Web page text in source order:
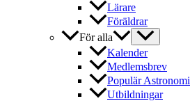
Lärare
Föräldrar
För alla
Kalender
Medlemsbrev
Populär Astronomi
Utbildningar